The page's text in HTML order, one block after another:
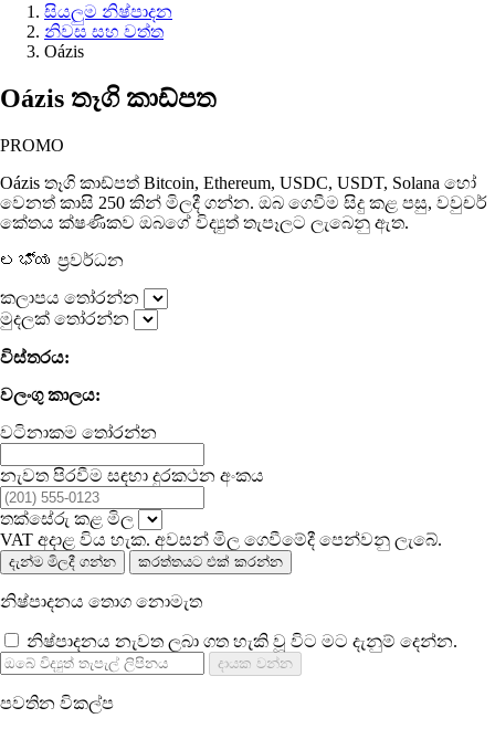
සියලුම නිෂ්පාදන
නිවස සහ වත්ත
Oázis
Oázis තෑගි කාඩ්පත
PROMO
Oázis තෑගි කාඩ්පත් Bitcoin, Ethereum, USDC, USDT, Solana හෝ
වෙනත් කාසි 250 කින් මිලදී ගන්න. ඔබ ගෙවීම සිදු කළ පසු, වවුචර්
කේතය ක්ෂණිකව ඔබගේ විද්‍යුත් තැපෑලට ලැබෙනු ඇත.
ಲಭ್ಯ ප්‍රවර්ධන
කලාපය තෝරන්න
මුදලක් තෝරන්න
විස්තරය:
වලංගු කාලය:
වටිනාකම තෝරන්න
නැවත පිරවීම සඳහා දුරකථන අංකය
තක්සේරු කළ මිල
VAT අදාළ විය හැක. අවසන් මිල ගෙවීමේදී පෙන්වනු ලැබේ.
දැන්ම මිලදී ගන්න කරත්තයට එක් කරන්න
නිෂ්පාදනය තොග නොමැත
නිෂ්පාදනය නැවත ලබා ගත හැකි වූ විට මට දැනුම් දෙන්න.
දායක වන්න
පවතින විකල්ප